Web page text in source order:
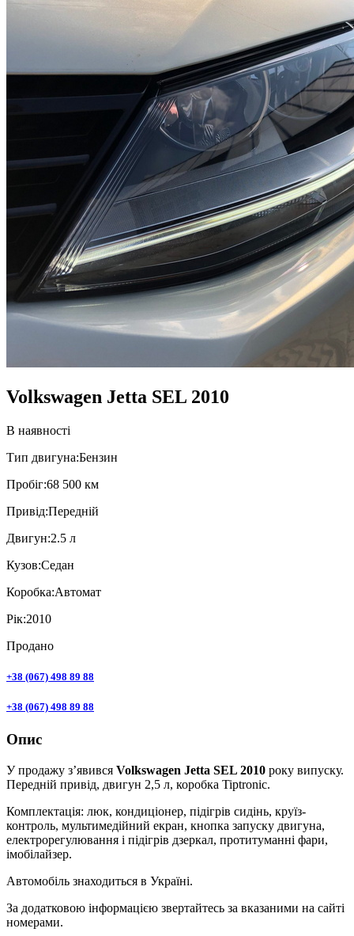
Volkswagen Jetta SEL 2010
В наявності
Тип двигуна:Бензин
Пробiг:68 500 км
Привiд:Передній
Двигун:2.5 л
Кузов:Седан
Коробка:Автомат
Рік:2010
Продано
+38 (067) 498 89 88
+38 (067) 498 89 88
Опис
У продажу з’явився Volkswagen Jetta SEL 2010 року випуску.
Передній привід, двигун 2,5 л, коробка Tiptronic.
Комплектація: люк, кондиціонер, підігрів сидінь, круїз-
контроль, мультимедійний екран, кнопка запуску двигуна,
електрорегулювання і підігрів дзеркал, протитуманні фари,
імобілайзер.
Автомобіль знаходиться в Україні.
За додатковою інформацією звертайтесь за вказаними на сайті
номерами.